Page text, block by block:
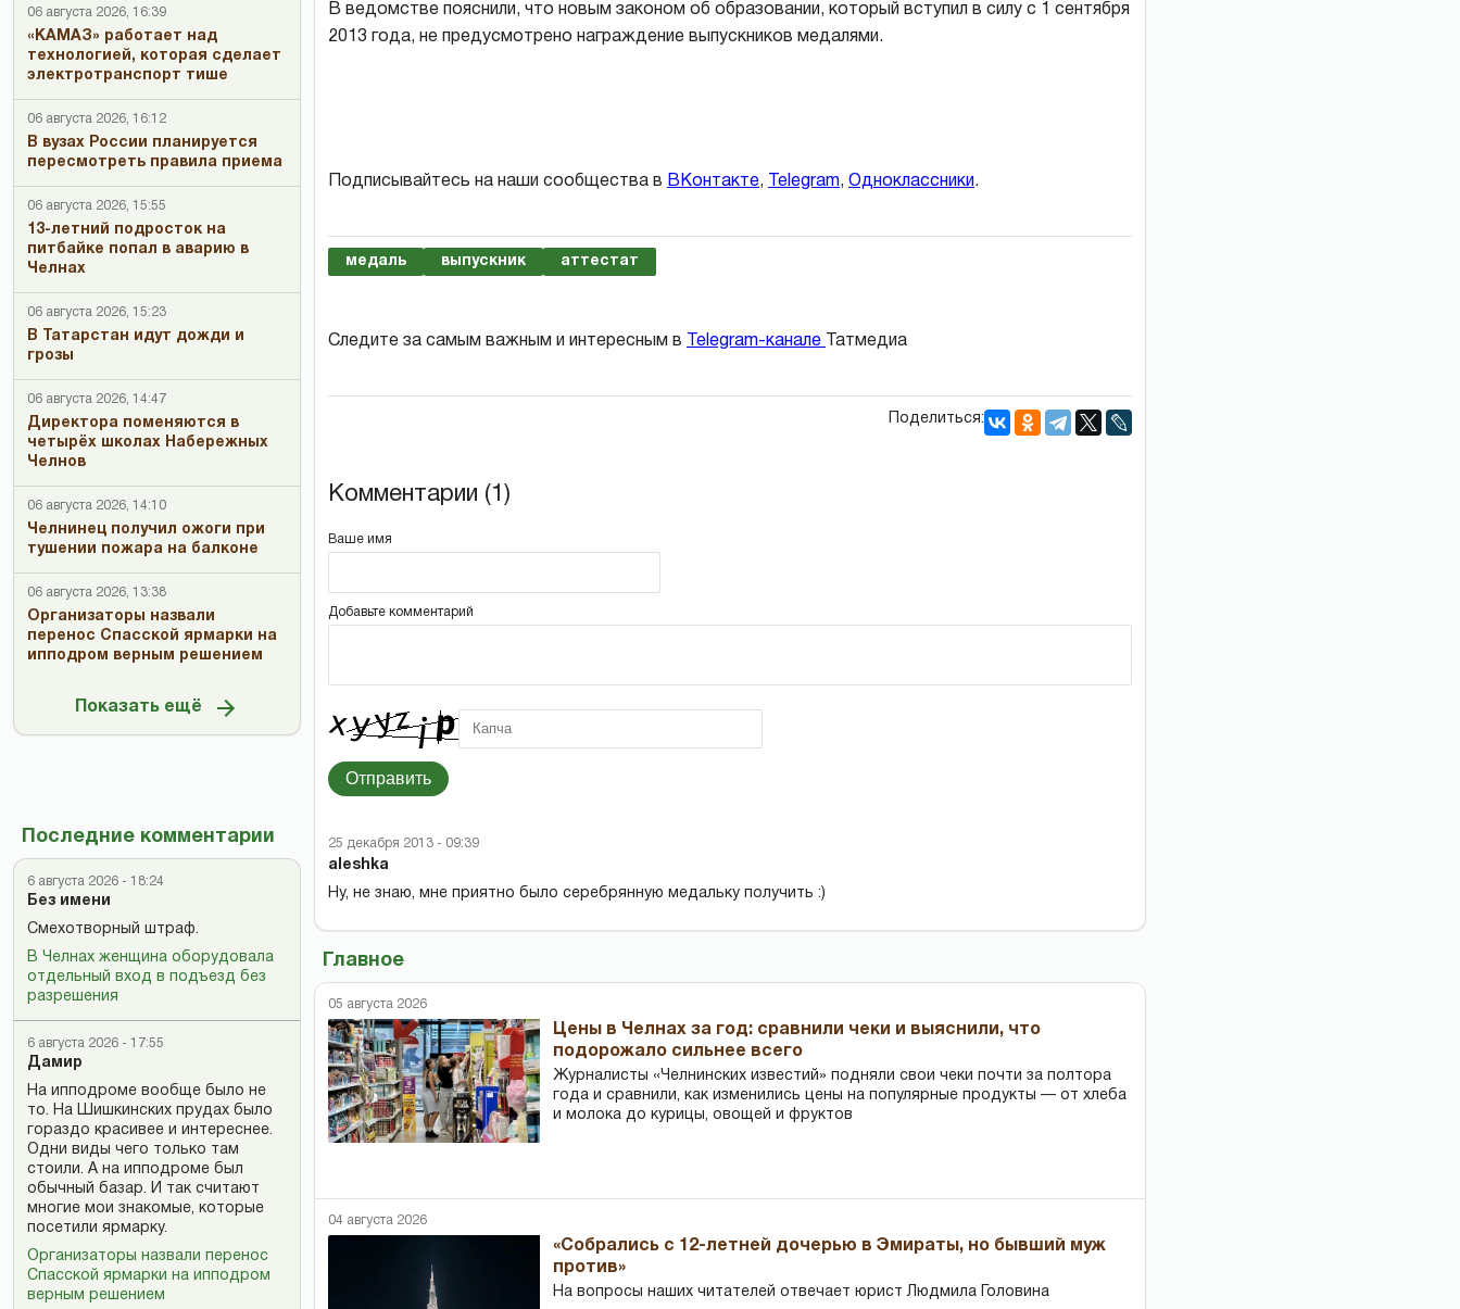
06 августа 2026, 16:39
«КАМАЗ» работает над
технологией, которая сделает
электротранспорт тише
06 августа 2026, 16:12
В вузах России планируется
пересмотреть правила приема
06 августа 2026, 15:55
13-летний подросток на
питбайке попал в аварию в
Челнах
06 августа 2026, 15:23
В Татарстан идут дожди и
грозы
06 августа 2026, 14:47
Директора поменяются в
четырёх школах Набережных
Челнов
06 августа 2026, 14:10
Челнинец получил ожоги при
тушении пожара на балконе
06 августа 2026, 13:38
Организаторы назвали
перенос Спасской ярмарки на
ипподром верным решением
Показать ещё
Последние комментарии
6 августа 2026 - 18:24
Без имени
Смехотворный штраф.
В Челнах женщина оборудовала
отдельный вход в подъезд без
разрешения
6 августа 2026 - 17:55
Дамир
На ипподроме вообще было не
то. На Шишкинских прудах было
гораздо красивее и интереснее.
Одни виды чего только там
стоили. А на ипподроме был
обычный базар. И так считают
многие мои знакомые, которые
посетили ярмарку.
Организаторы назвали перенос
Спасской ярмарки на ипподром
верным решением
В ведомстве пояснили, что новым законом об образовании, который вступил в силу с 1 сентября
2013 года, не предусмотрено награждение выпускников медалями.
Подписывайтесь на наши сообщества в ВКонтакте, Telegram, Одноклассники.
медаль выпускник аттестат
Следите за самым важным и интересным в Telegram-канале Татмедиа
Поделиться:
Комментарии (1)
Ваше имя
Добавьте комментарий
Отправить
25 декабря 2013 - 09:39
aleshka
Ну, не знаю, мне приятно было серебрянную медальку получить :)
Главное
05 августа 2026
Цены в Челнах за год: сравнили чеки и выяснили, что
подорожало сильнее всего
Журналисты «Челнинских известий» подняли свои чеки почти за полтора
года и сравнили, как изменились цены на популярные продукты — от хлеба
и молока до курицы, овощей и фруктов
04 августа 2026
«Собрались с 12-летней дочерью в Эмираты, но бывший муж
против»
На вопросы наших читателей отвечает юрист Людмила Головина